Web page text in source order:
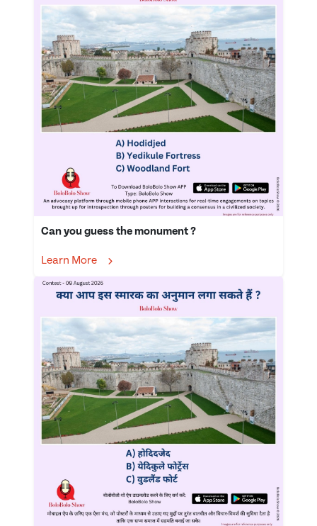
Can you guess the monument ?
Learn More